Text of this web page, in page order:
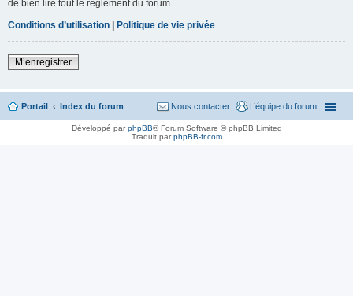
de bien lire tout le règlement du forum.
Conditions d’utilisation | Politique de vie privée
M’enregistrer
Portail Index du forum L’équipe du forum
Nous contacter
Développé parphpBB® Forum Software © phpBB Limited
Traduit parphpBB-fr.com